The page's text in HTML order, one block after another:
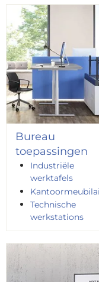
Bureau
toepassingen
Industriële
werktafels
Technische
werkstations